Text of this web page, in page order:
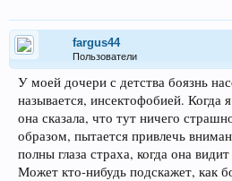
fargus44
Пользователи
У моей дочери с детства боязнь
называется, инсектофобией. Когда
она сказала, что тут ничего
образом, пытается привлечь
полны глаза страха, когда она
Может кто-нибудь подскажет, как